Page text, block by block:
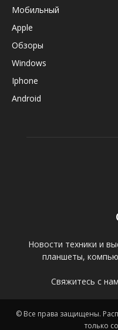
Мобильный
Apple
Обзоры
Windows
Iphone
Android
Новости техники и
планшеты,
Свяжитесь с
© Все права защищены.
только